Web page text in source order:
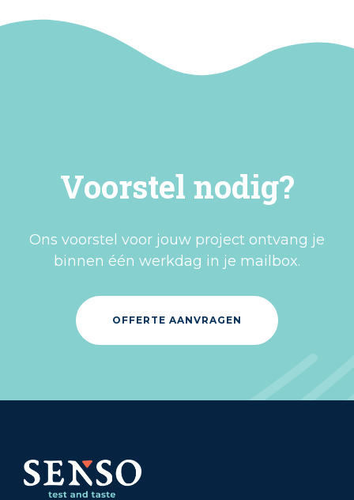
Voorstel nodig?
Ons voorstel voor jouw project ontvang je
binnen één werkdag in je mailbox.
OFFERTE AANVRAGEN